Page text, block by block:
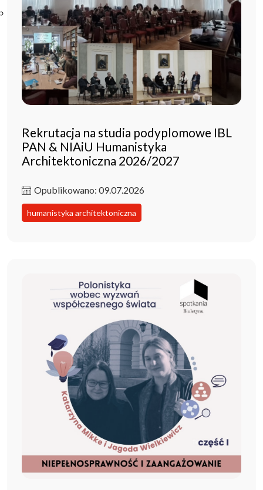
Poczta ibl.waw.pl
Kontakt
Rekrutacja na studia podyplomowe IBL
PAN & NIAiU Humanistyka
Architektoniczna 2026/2027
Opublikowano: 09.07.2026
humanistyka architektoniczna